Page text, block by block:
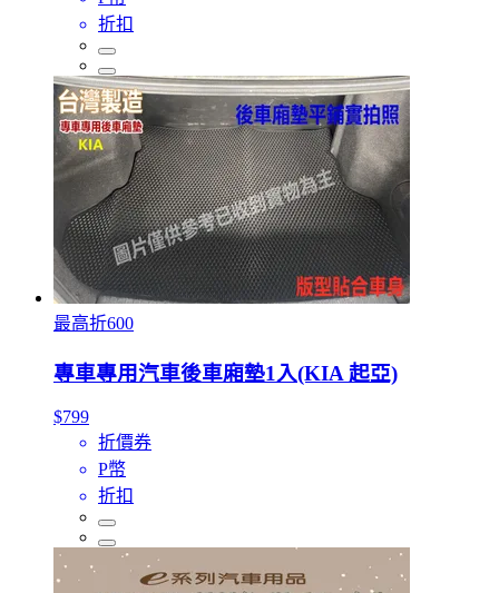
折扣
最高折600
專車專用汽車後車廂墊1入(KIA 起亞)
$799
折價券
P幣
折扣